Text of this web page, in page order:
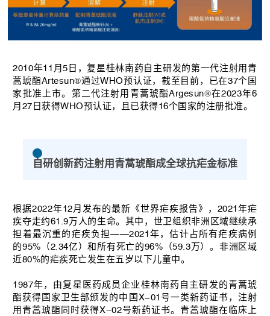
2010年11月5日，复星桂林南药自主研发的第一代注射用青
蒿琥酯Artesun®通过WHO预认证，截至目前，已在37个国
家批准上市。第二代注射用青蒿琥酯Argesun®在2023年6
月27日获得WHO预认证，且已获得16个国家的注册批准。
自研创新药注射用青蒿琥酯成全球抗疟金标准
根据2022年12月发布的最新《世界疟疾报告》，2021年疟
疾夺走约61.9万人的生命。其中，世卫组织非洲区域继续承
担着最沉重的疟疾负担——2021年，估计占所有疟疾病例
的95%（2.34亿）和所有死亡的96%（59.3万）。非洲区域
近80%的疟疾死亡发生在五岁以下儿童中。
1987年，由复星医药成员企业桂林南药自主研发的青蒿琥
酯获得国家卫生部颁发的中国X-01号一类新药证书，注射
用青蒿琥酯同时获得X-02号新药证书。青蒿琥酯在临床上